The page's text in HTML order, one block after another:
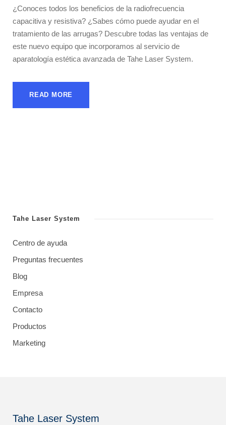
¿Conoces todos los beneficios de la radiofrecuencia
capacitiva y resistiva? ¿Sabes cómo puede ayudar en el
tratamiento de las arrugas? Descubre todas las ventajas de
este nuevo equipo que incorporamos al servicio de
aparatología estética avanzada de Tahe Laser System.
READ MORE
Tahe Laser System
Centro de ayuda
Preguntas frecuentes
Blog
Empresa
Contacto
Productos
Marketing
Tahe Laser System